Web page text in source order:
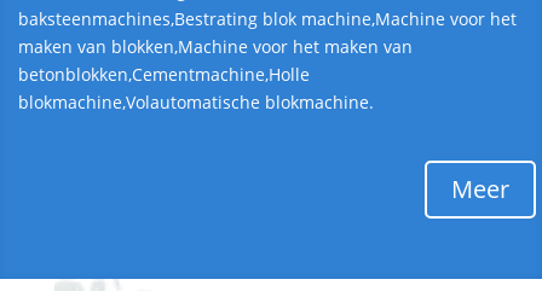
baksteenmachines,Bestrating blok machine,Machine voor het
maken van blokken,Machine voor het maken van
betonblokken,Cementmachine,Holle
blokmachine,Volautomatische blokmachine.
Meer